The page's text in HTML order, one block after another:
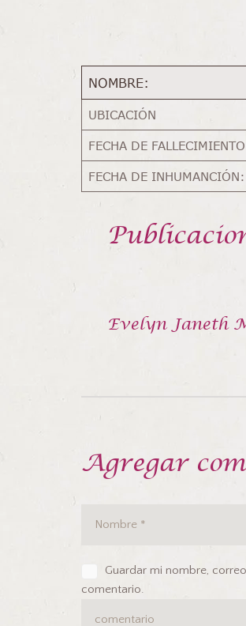
NOMBRE:
UBICACIÓN
FECHA DE
FECHA DE INHUMANCIÓN:
Evelyn Janeth
Agregar
Guardar mi nombre,
comentario.